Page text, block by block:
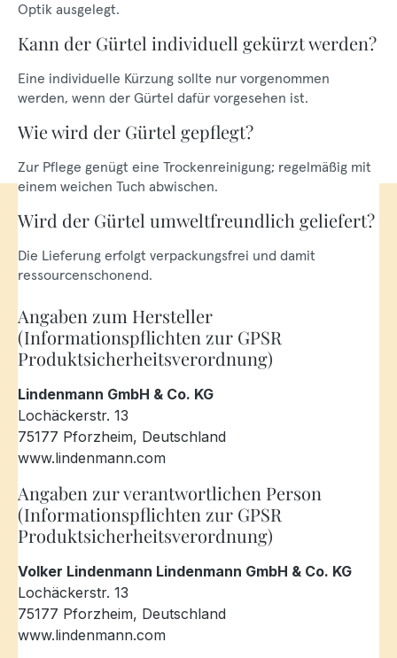
Optik ausgelegt.
Kann der Gürtel individuell gekürzt werden?
Eine individuelle Kürzung sollte nur vorgenommen
werden, wenn der Gürtel dafür vorgesehen ist.
Wie wird der Gürtel gepflegt?
Zur Pflege genügt eine Trockenreinigung; regelmäßig mit
einem weichen Tuch abwischen.
Wird der Gürtel umweltfreundlich geliefert?
Die Lieferung erfolgt verpackungsfrei und damit
ressourcenschonend.
Angaben zum Hersteller
(Informationspflichten zur GPSR
Produktsicherheitsverordnung)
Lindenmann GmbH & Co. KG
Lochäckerstr. 13
75177 Pforzheim, Deutschland
www.lindenmann.com
Angaben zur verantwortlichen Person
(Informationspflichten zur GPSR
Produktsicherheitsverordnung)
Volker Lindenmann Lindenmann GmbH & Co. KG
Lochäckerstr. 13
75177 Pforzheim, Deutschland
www.lindenmann.com